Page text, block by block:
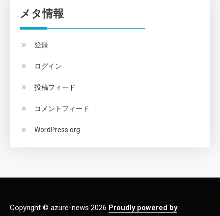
メタ情報
登録
ログイン
投稿フィード
コメントフィード
WordPress.org
Copyright © azure-news 2026 Proudly powered by